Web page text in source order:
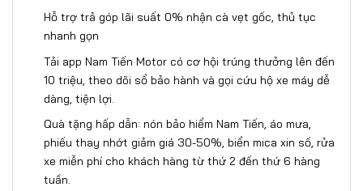
Hỗ trợ trả góp lãi suất 0% nhận cà vẹt gốc, thủ tục
nhanh gọn
Tải app Nam Tiến Motor có cơ hội trúng thưởng lên đến
10 triệu, theo dõi sổ bảo hành và gọi cứu hộ xe máy dễ
dàng, tiện lợi.
Quà tặng hấp dẫn: nón bảo hiểm Nam Tiến, áo mưa,
phiếu thay nhớt giảm giá 30-50%, biển mica xin số, rửa
xe miễn phí cho khách hàng từ thứ 2 đến thứ 6 hàng
tuần.